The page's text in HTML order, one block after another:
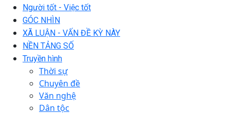
Người tốt - Việc tốt
GÓC NHÌN
XÃ LUẬN - VẤN ĐỀ KỲ NÀY
NỀN TẢNG SỐ
Truyền hình
Thời sự
Chuyên đề
Văn nghệ
Dân tộc